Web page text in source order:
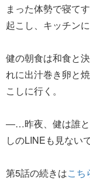
まった体勢で寝て
起こし、キッチンに
健の朝食は和食と
れに出汁巻き卵と
こしに行く。
―…昨夜、健は誰と
しのLINEも見ない
第5話の続きはこち